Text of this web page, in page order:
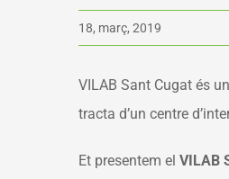
18, març, 2019
VILAB Sant Cugat és
tracta d’un centre
Et presentem el VILAB